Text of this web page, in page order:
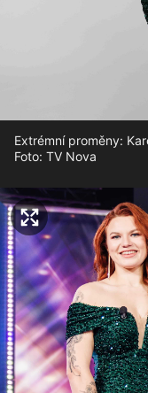
Extrémní proměny:
Foto: TV Nova